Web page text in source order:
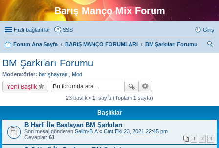
Barış Manço Mix Forum
Hızlı bağlantılar SSS Giriş
Forum Ana Sayfa BARIŞ MANÇO FORUMLARI
BM Şarkıları Forumu
BM Şarkıları Forumu
Moderatörler: barışhayranı Mod
Yeni Başlık
23 başlık • 1 . sayfa (Toplam 1 sayfa)
Başlıklar
B Harfi İle Başlayan BM Şarkıları
Son mesaj gönderen Selim-B.A « Cmt Eki 23, 2021 22:45 pm
Cevaplar: 61 1 2 3